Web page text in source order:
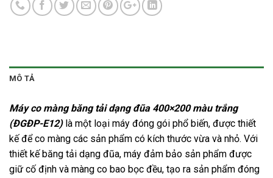
MÔ TẢ
Máy co màng băng tải dạng đũa 400×200 màu trắng
(ĐGĐP-E12)là một loại máy đóng gói phổ biến, được thiết
kế để co màng các sản phẩm có kích thước vừa và nhỏ. Với
thiết kế băng tải dạng đũa, máy đảm bảo sản phẩm được
giữ cố định và màng co bao bọc đều, tạo ra sản phẩm đóng